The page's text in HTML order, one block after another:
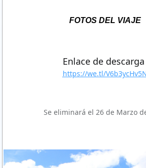
FOTOS DEL VIAJE
Enlace de descarga
https://we.tl/
Se eliminará el 26 de Marzo
img_4895.jpg